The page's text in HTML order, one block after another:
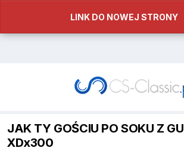
LINK DO NOWEJ STRONY
JAK TY GOŚCIU PO SOKU Z
XDx300